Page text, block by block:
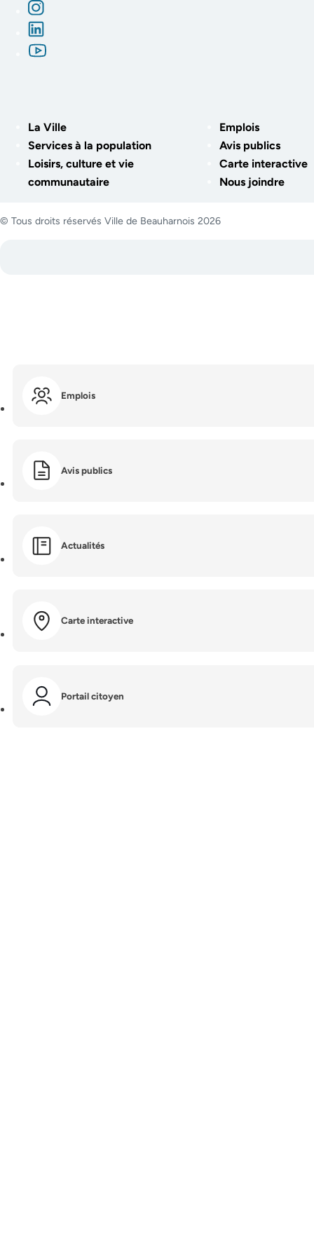
La Ville
Services à la population
Loisirs, culture et vie
communautaire
Emplois
Avis publics
Carte interactive
Nous joindre
© Tous droits réservés Ville de Beauharnois 2026
Emplois
Avis publics
Actualités
Carte interactive
Portail citoyen